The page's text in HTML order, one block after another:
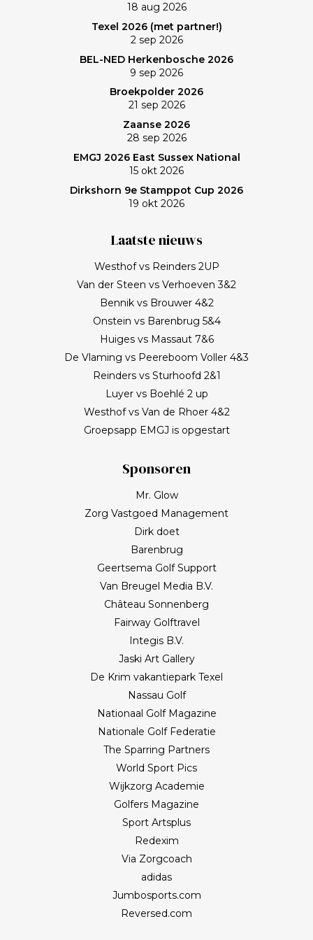
Frank zullen mij nog lang bijblijven. Topgast, topdag!
18 aug 2026
Texel 2026 (met partner!)
2 sep 2026
BEL-NED Herkenbosche 2026
9 sep 2026
Broekpolder 2026
21 sep 2026
Zaanse 2026
28 sep 2026
EMGJ 2026 East Sussex National
15 okt 2026
Dirkshorn 9e Stamppot Cup 2026
19 okt 2026
Laatste nieuws
Westhof vs Reinders 2UP
Van der Steen vs Verhoeven 3&2
Bennik vs Brouwer 4&2
Onstein vs Barenbrug 5&4
Huiges vs Massaut 7&6
De Vlaming vs Peereboom Voller 4&3
Reinders vs Sturhoofd 2&1
Luyer vs Boehlé 2 up
Westhof vs Van de Rhoer 4&2
Groepsapp EMGJ is opgestart
Sponsoren
Mr. Glow
Zorg Vastgoed Management
Dirk doet
Barenbrug
Geertsema Golf Support
Van Breugel Media B.V.
Château Sonnenberg
Fairway Golftravel
Integis B.V.
Jaski Art Gallery
De Krim vakantiepark Texel
Nassau Golf
Nationaal Golf Magazine
Nationale Golf Federatie
The Sparring Partners
World Sport Pics
Wijkzorg Academie
Golfers Magazine
Sport Artsplus
Redexim
Via Zorgcoach
adidas
Jumbosports.com
Reversed.com